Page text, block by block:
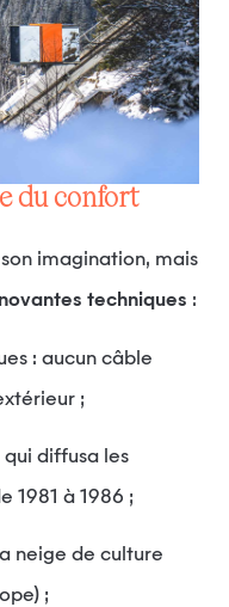
du confort
techniques :
: aucun câble
;
qui diffusa les
1981 à 1986 ;
neige de culture
;